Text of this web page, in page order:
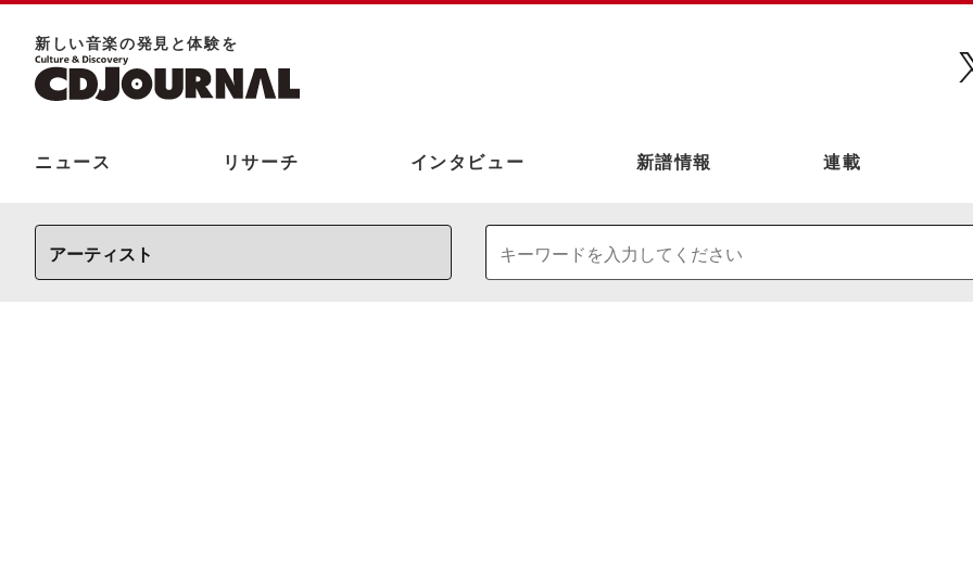
新しい⾳楽の発⾒と体験を
ニュース リサーチ インタビュー 新譜情報 連載